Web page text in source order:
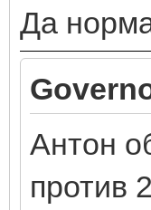
Да
Антон
против